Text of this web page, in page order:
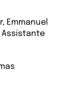
Emmanuel
Assistante